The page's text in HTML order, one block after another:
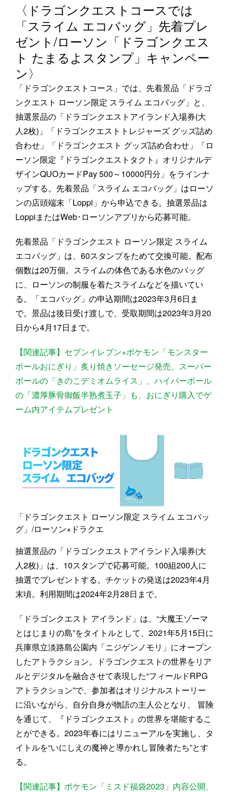
〈ドラゴンクエストコースでは
「スライム エコバッグ」先着プレ
ゼント/ローソン「ドラゴンクエス
ト たまるよスタンプ」キャンペー
ン〉
「ドラゴンクエストコース」では、先着景品「ドラゴ
ンクエスト ローソン限定 スライム エコバッグ」と、
抽選景品の「ドラゴンクエストアイランド入場券(大
人2枚)」「ドラゴンクエストトレジャーズ グッズ詰め
合わせ」「ドラゴンクエスト グッズ詰め合わせ」「ロ
ーソン限定『ドラゴンクエストタクト』オリジナルデ
ザインQUOカードPay 500～10000円分」をラインナ
ップする。先着景品「スライム エコバッグ」はローソ
ンの店頭端末「Loppi」から申込できる。抽選景品は
LoppiまたはWeb･ローソンアプリから応募可能。
先着景品「ドラゴンクエスト ローソン限定 スライム
エコバッグ」は、60スタンプをためて交換可能。配布
個数は20万個。スライムの体色である水色のバッグ
に、ローソンの制服を着たスライムなどを描いてい
る。「エコバッグ」の申込期間は2023年3月6日ま
で。景品は後日受け渡しで、受取期間は2023年3月20
日から4月17日まで。
【関連記事】セブンイレブン×ポケモン「モンスター
ボールおにぎり」炙り焼きソーセージ発売、スーパー
ボールの「きのこデミオムライス」、ハイパーボール
の「濃厚豚骨御飯半熟煮玉子」も、おにぎり購入でゲ
ーム内アイテムプレゼント
「ドラゴンクエスト ローソン限定 スライム エコバッ
グ」/ローソン×ドラクエ
抽選景品の「ドラゴンクエストアイランド入場券(大
人2枚)」は、10スタンプで応募可能。100組200人に
抽選でプレゼントする。チケットの発送は2023年4月
末頃。利用期間は2024年2月28日まで。
「ドラゴンクエスト アイランド」は、“大魔王ゾーマ
とはじまりの島”をタイトルとして、2021年5月15日に
兵庫県立淡路島公園内「ニジゲンノモリ」にオープン
したアトラクション。ドラゴンクエストの世界をリア
ルとデジタルを融合させて表現した“フィールドRPG
アトラクション”で、参加者はオリジナルストーリー
に沿いながら、自分自身が物語の主人公となり、 冒険
を通じて、『ドラゴンクエスト』の世界を堪能するこ
とができる。2023年春にはリニューアルを実施し、タ
イトルを“いにしえの魔神と導かれし冒険者たち”とす
る。
【関連記事】ポケモン「ミスド福袋2023」内容公開、